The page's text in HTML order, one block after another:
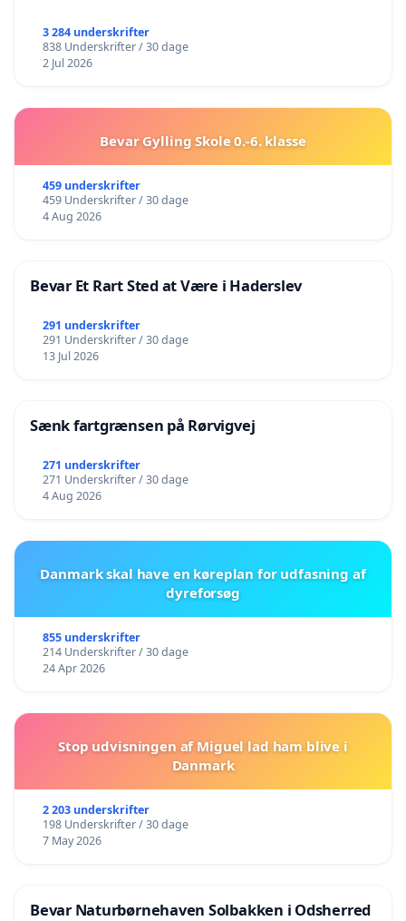
3 284 underskrifter
838 Underskrifter / 30 dage
2 Jul 2026
Bevar Gylling Skole 0.-6. klasse
459 underskrifter
459 Underskrifter / 30 dage
4 Aug 2026
Bevar Et Rart Sted at Være i Haderslev
291 underskrifter
291 Underskrifter / 30 dage
13 Jul 2026
Sænk fartgrænsen på Rørvigvej
271 underskrifter
271 Underskrifter / 30 dage
4 Aug 2026
Danmark skal have en køreplan for udfasning af
dyreforsøg
855 underskrifter
214 Underskrifter / 30 dage
24 Apr 2026
Stop udvisningen af Miguel lad ham blive i
Danmark
2 203 underskrifter
198 Underskrifter / 30 dage
7 May 2026
Bevar Naturbørnehaven Solbakken i Odsherred